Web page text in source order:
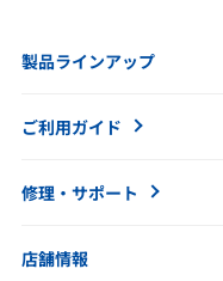
製品ラインアップ
ご利用ガイド
修理・サポート
店舗情報